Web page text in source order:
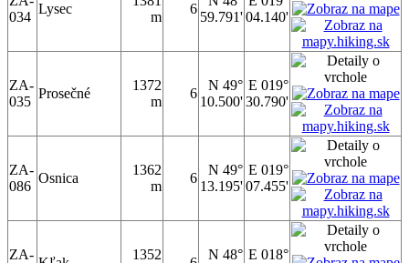
034
Lysec
m
6
59.791'04.140'
ZA-
035
Prosečné
1372
m
6
N 49°
10.500'
E 019°
30.790'
ZA-
086
Osnica
1362
m
6
N 49°
13.195'
E 019°
07.455'
ZA-
1352
N 48° E 018°